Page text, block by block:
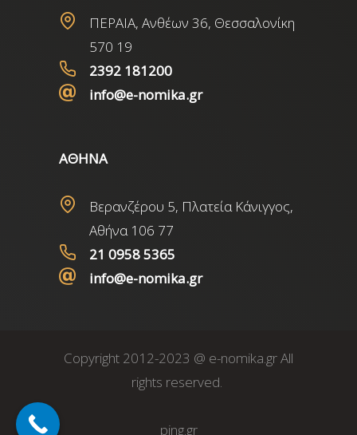
ΠΕΡΑΙΑ, Ανθέων 36, Θεσσαλονίκη
570 19
2392 181200
info@e-nomika.gr
ΑΘΗΝΑ
Βερανζέρου 5, Πλατεία Κάνιγγος,
Αθήνα 106 77
21 0958 5365
info@e-nomika.gr
Copyright 2012-2023 @ e-nomika.gr All
rights reserved.
ping.gr